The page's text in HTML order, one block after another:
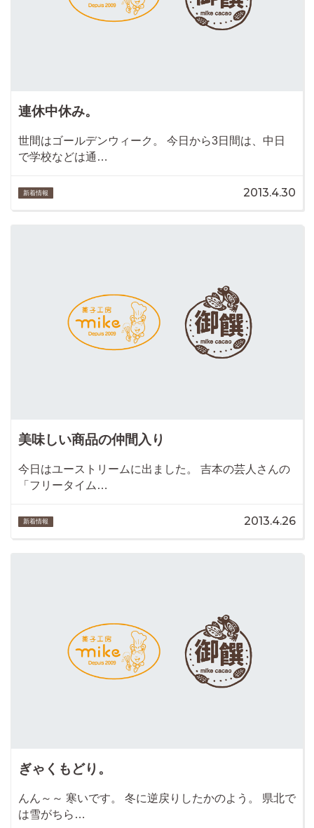
連休中休み。
世間はゴールデンウィーク。 今日から3日間は、中日
で学校などは通…
新着情報 2013.4.30
美味しい商品の仲間入り
今日はユーストリームに出ました。 吉本の芸人さんの
「フリータイム…
新着情報 2013.4.26
ぎゃくもどり。
んん～～ 寒いです。 冬に逆戻りしたかのよう。 県北で
は雪がちら…